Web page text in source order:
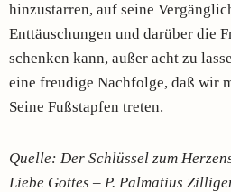
hinzustarren, auf seine
Enttäuschungen und darüber die
schenken kann, außer acht zu
eine freudige Nachfolge, daß wir
Seine Fußstapfen treten.
Quelle: Der Schlüssel zum
Liebe Gottes – P. Palmatius